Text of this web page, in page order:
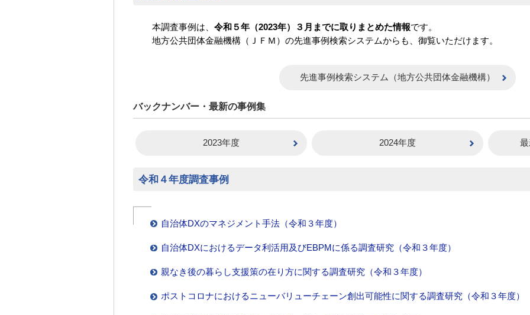
本調査事例は、 令和５年（2023年）３月までに取りまとめた情報です。
地方公共団体金融機構（ＪＦＭ）の先進事例検索システムからも、御覧いただけます。
先進事例検索システム（地方公共団体金融機構）
バックナンバー・最新の事例集
2023年度 2024年度
令和４年度調査事例
自治体DXのマネジメント手法（令和３年度）
自治体DXにおけるデータ利活用及びEBPMに係る調査研究（令和３年度）
親なき後の暮らし支援策の在り方に関する調査研究（令和３年度）
ポストコロナにおけるニューバリューチェーン創出可能性に関する調査研究（令和３年度）